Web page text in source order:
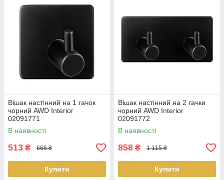
Вішак настінний на 1 гачок
чорний AWD Interior
02091771
В наявності
513 ₴ 666 ₴
Купити
Вішак настінний на 2 гачки
чорний AWD Interior
02091772
В наявності
858 ₴ 1 115 ₴
Купити